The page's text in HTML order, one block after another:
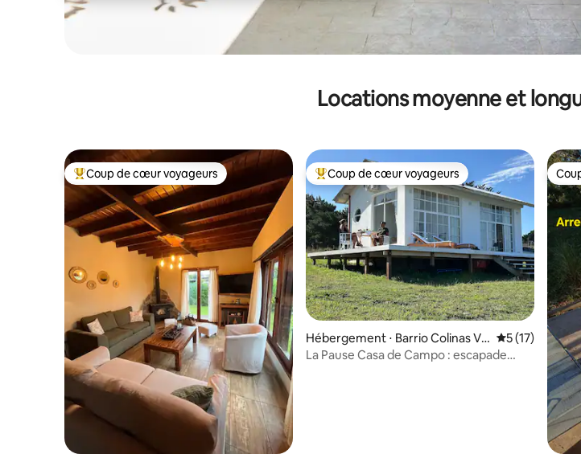
Locations moyenne et
Coups de cœur voyageurs les plus appréciés
Coup de cœur voyageurs Coups de cœur voyageurs les plus appréciés
Coup de cœur voyageurs
Hébergement ⋅ Barrio Colinas Ve
rdes
Évaluation
5 (17)
La Pause Casa de Campo : escapade